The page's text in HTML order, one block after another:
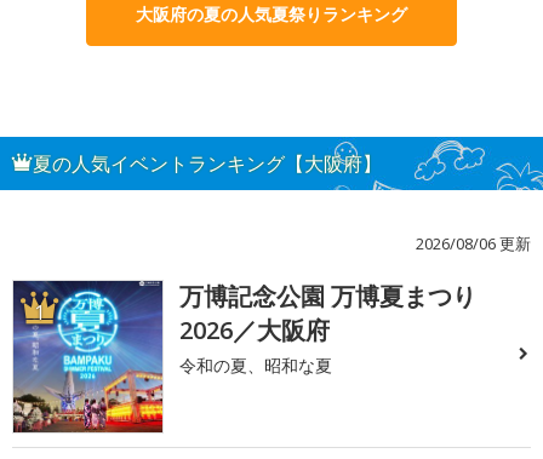
大阪府の夏の人気夏祭りランキング
夏の人気イベントランキング【大阪府】
2026/08/06 更新
1
万博記念公園 万博夏まつり
2026／大阪府
令和の夏、昭和な夏